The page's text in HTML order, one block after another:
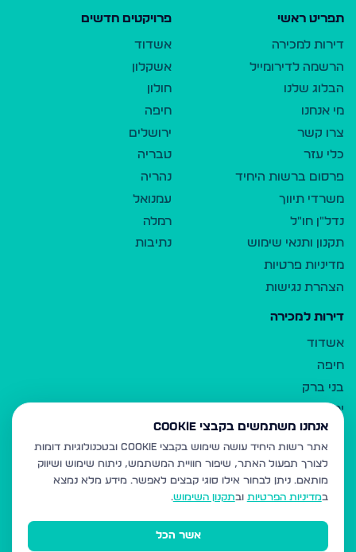
תפריט ראשי
דירות למכירה
הרשמה לדירומייל
הבלוג שלנו
מי אנחנו
צרו קשר
כלי עזר
פרסום ברשות היחיד
משרדי תיווך
נדל"ן חו"ל
תקנון ותנאי שימוש
מדיניות פרטיות
הצהרת נגישות
פרויקטים חדשים
אשדוד
אשקלון
חולון
חיפה
ירושלים
טבריה
נהריה
עמנואל
רמלה
נתיבות
דירות למכירה
אשדוד
חיפה
בני ברק
ירושלים
אלעד
גבעת זאב
בית שמש
רכסים
מודיעין עילית
אנחנו משתמשים בקבצי Cookie
אתר רשות היחיד עושה שימוש בקבצי Cookie ובטכנולוגיות דומות
לצורך תפעול האתר, שיפור חוויית המשתמש, ניתוח שימוש ושיווק
מותאם. ניתן לבחור אילו סוגי קבצים לאפשר. מידע מלא נמצא
במדיניות הפרטיות ובתקנון השימוש.
אשר הכל